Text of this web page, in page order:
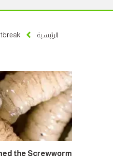
الرئيسية
the Screwworm